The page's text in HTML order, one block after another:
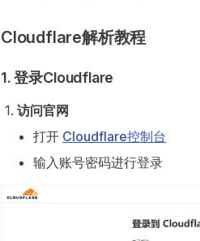
Cloudflare解析教程
1. 登录Cloudflare
访问官网
打开 Cloudflare控制台
输入账号密码进行登录